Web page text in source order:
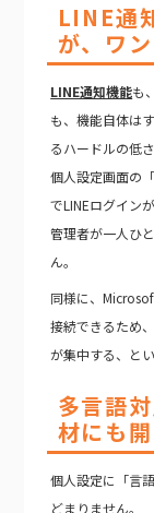
LINE通
が、ワ
LINE通知機能も、
も、機能自体は
るハードルの低
個人設定画面の
でLINEログイン
管理者が一人ひ
ん。
同様に、
接続できるため
が集中する、と
多言語
材にも
個人設定に「言
どまりません。